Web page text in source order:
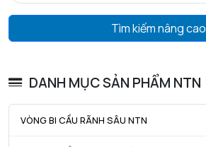
Tìm kiếm nâng cao
DANH MỤC SẢN PHẨM NTN
VÒNG BI CẦU RÃNH SÂU NTN
ra max - Bán kính góc lượn tối đa trục & vỏ